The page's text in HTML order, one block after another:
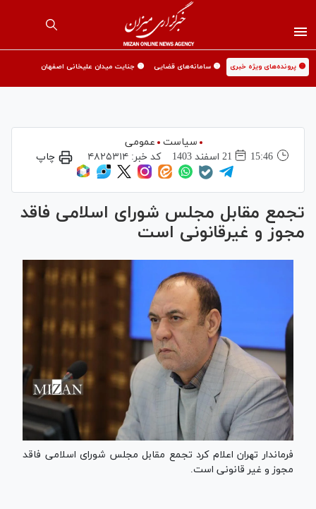
🟡 پرونده‌های ویژه خبری 🟡 سامانه‌های قضایی 🟡 جنایت میدان علیخانی اصفهان
سیاست
عمومی
15:46
21 اسفند 1403 کد خبر: ۴۸۲۵۳۱۴ چاپ
تجمع مقابل مجلس شورای اسلامی فاقد
مجوز و غیرقانونی است
فرماندار تهران اعلام کرد تجمع مقابل مجلس شورای اسلامی فاقد
مجوز و غیر قانونی است.